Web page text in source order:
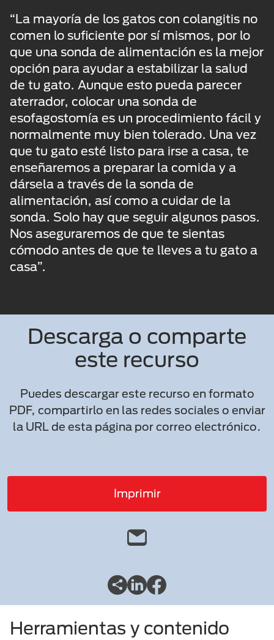
“La mayoría de los gatos con colangitis no
comen lo suficiente por sí mismos, por lo
que una sonda de alimentación es la mejor
opción para ayudar a estabilizar la salud
de tu gato. Aunque esto pueda parecer
aterrador, colocar una sonda de
esofagostomía es un procedimiento fácil y
normalmente muy bien tolerado. Una vez
que tu gato esté listo para irse a casa, te
enseñaremos a preparar la comida y a
dársela a través de la sonda de
alimentación, así como a cuidar de la
sonda. Solo hay que seguir algunos pasos.
Nos aseguraremos de que te sientas
cómodo antes de que te lleves a tu gato a
casa”.
Descarga o comparte
este recurso
Puedes descargar este recurso en formato
PDF, compartirlo en las redes sociales o enviar
la URL de esta página por correo electrónico.
Imprimir
Herramientas y contenido